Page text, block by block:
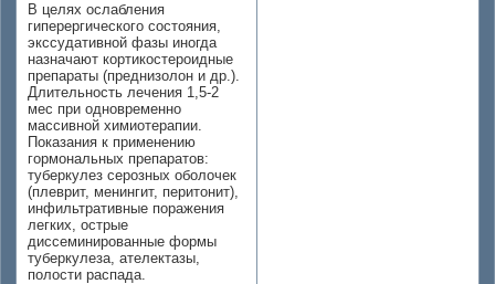
В целях ослабления
гиперергического состояния,
экссудативной фазы иногда
назначают кортикостероидные
препараты (преднизолон и др.).
Длительность лечения 1,5-2
мес при одновременно
массивной химиотерапии.
Показания к применению
гормональных препаратов:
туберкулез серозных оболочек
(плеврит, менингит, перитонит),
инфильтративные поражения
легких, острые
диссеминированные формы
туберкулеза, ателектазы,
полости распада.